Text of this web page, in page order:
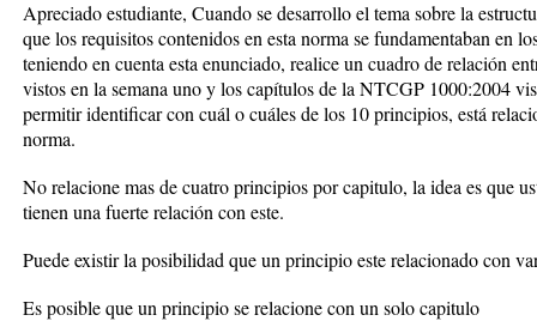
Apreciado estudiante, Cuando se desarrollo el tema sobre la
que los requisitos contenidos en esta norma se fundamentaban en
teniendo en cuenta esta enunciado, realice un cuadro de relación
vistos en la semana uno y los capítulos de la NTCGP 1000:2004
permitir identificar con cuál o cuáles de los 10 principios, está
norma.
No relacione mas de cuatro principios por capitulo, la idea es que
tienen una fuerte relación con este.
Puede existir la posibilidad que un principio este relacionado con
Es posible que un principio se relacione con un solo capitulo